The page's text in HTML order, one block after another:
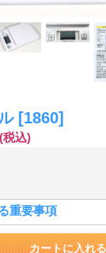
[1860]
(税込)
重要事項